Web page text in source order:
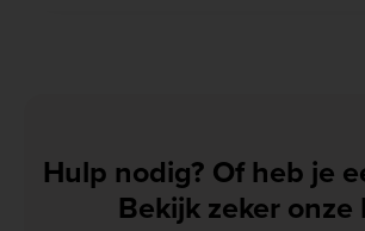
Hulp nodig? Of heb je
Bekijk zeker onze